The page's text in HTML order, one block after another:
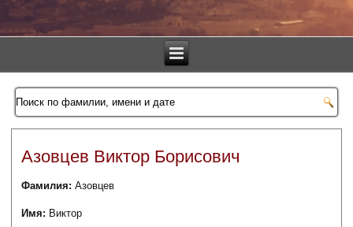
Азовцев Виктор Борисович
Фамилия:Азовцев
Имя: Виктор